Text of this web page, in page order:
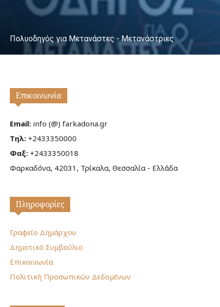
Πολυοδηγός για Μετανάστες - Μετανάστριες
Επικοινωνία
Email: info (@) farkadona.gr
Τηλ: +2433350000
Φαξ: +2433350018
Φαρκαδόνα, 42031, Τρίκαλα, Θεσσαλία - Ελλάδα
Πληροφορίες
Γραφείο Δημάρχου
Δημοτικό Συμβούλιο
Επικοινωνία
Πολιτική Προσωπικών Δεδομένων